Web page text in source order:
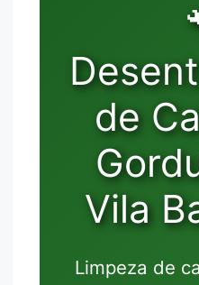
de
Vila
Limpeza de